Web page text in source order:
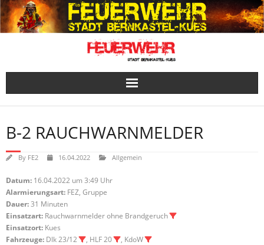
Skip
to
content
B-2 RAUCHWARNMELDER
By FE2 16.04.2022 Allgemein
Datum: 16.04.2022 um 3:49 Uhr
Alarmierungsart: FEZ, Gruppe
Dauer:31 Minuten
Einsatzart: Rauchwarnmelder ohne Brandgeruch
Einsatzort: Kues
Fahrzeuge: Dlk 23/12 , HLF 20
, KdoW